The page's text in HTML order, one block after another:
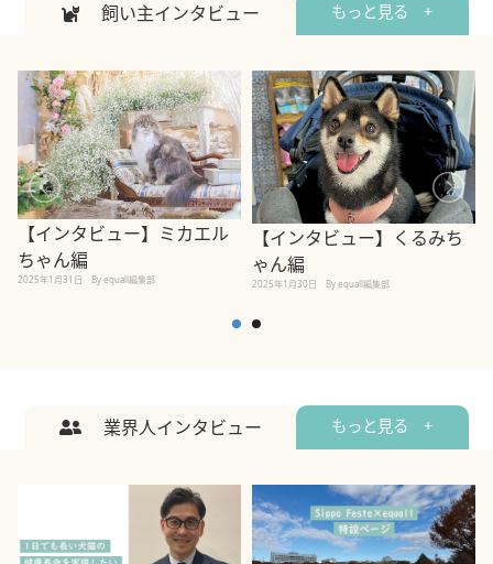
飼い主インタビュー もっと見る +
【インタビュー】ミカエル
ちゃん編
2025年1月31日 By equall編集部
【インタビュー】くるみち
ゃん編
2025年1月30日 By equall編集部
業界人インタビュー もっと見る +